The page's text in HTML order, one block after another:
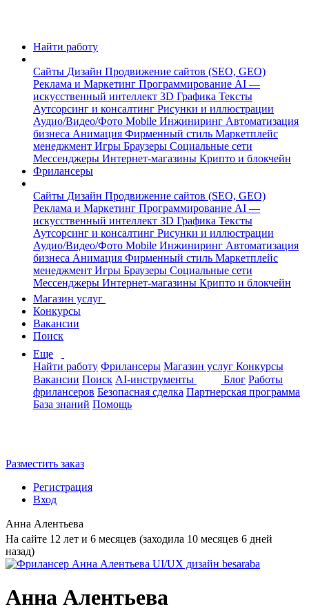
Найти работу
Сайты Дизайн Продвижение сайтов (SEO, GEO)
Реклама и Маркетинг Программирование AI —
искусственный интеллект 3D Графика Тексты
Аутсорсинг и консалтинг Рисунки и иллюстрации
Аудио/Видео/Фото Mobile Инжиниринг Автоматизация
бизнеса Анимация Фирменный стиль Маркетплейс
менеджмент Игры Браузеры Социальные сети
Мессенджеры Интернет-магазины Крипто и блокчейн
Фрилансеры
Сайты Дизайн Продвижение сайтов (SEO, GEO)
Реклама и Маркетинг Программирование AI —
искусственный интеллект 3D Графика Тексты
Аутсорсинг и консалтинг Рисунки и иллюстрации
Аудио/Видео/Фото Mobile Инжиниринг Автоматизация
бизнеса Анимация Фирменный стиль Маркетплейс
менеджмент Игры Браузеры Социальные сети
Мессенджеры Интернет-магазины Крипто и блокчейн
Магазин услуг
Конкурсы
Вакансии
Поиск
Еще
Найти работу Фрилансеры Магазин услуг Конкурсы
Вакансии Поиск AI-инструменты Блог Работы
фрилансеров Безопасная сделка Партнерская программа
База знаний Помощь
Разместить заказ
Регистрация
Вход
Анна Алентьева
На сайте 12 лет и 6 месяцев (заходила 10 месяцев 6 дней
назад)
Анна Алентьева